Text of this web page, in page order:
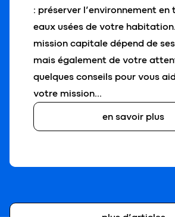
: préserver l’environnement
eaux usées de votre
mission capitale dépend de
mais également de votre
quelques conseils pour vous
votre mission…
en savoir plus